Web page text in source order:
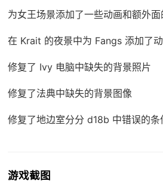
为女王场景添加了一些动画和额外
在 Krait 的夜景中为 Fangs 添加了
修复了 Ivy 电脑中缺失的背景照片
修复了法典中缺失的背景图像
修复了地边室分分 d18b 中错误的条
游戏截图